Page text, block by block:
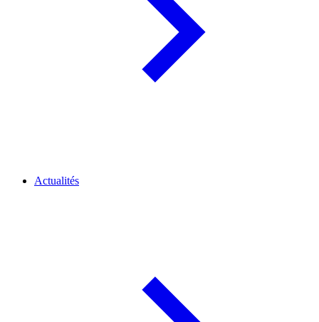
Actualités